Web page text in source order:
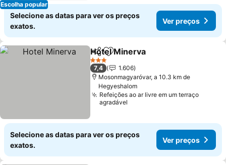
Escolha popular
Selecione as datas para ver os preços
exatos.
Ver preços
PartilharAdicionar aos favoritos
Hotel Minerva
3 Estrelas
7,4
1.606
Mosonmagyaróvar, a 10.3 km de
Hegyeshalom
Refeições ao ar livre em um terraço
agradável
Selecione as datas para ver os preços
exatos.
Ver preços